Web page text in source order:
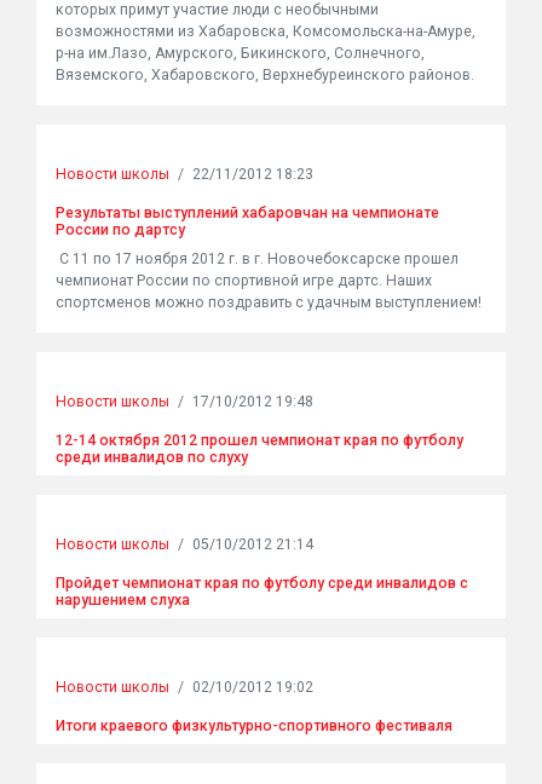
которых примут участие люди с необычными
возможностями из Хабаровска, Комсомольска-на-Амуре,
р-на им.Лазо, Амурского, Бикинского, Солнечного,
Вяземского, Хабаровского, Верхнебуреинского районов.
Новости школы / 22/11/2012 18:23
Результаты выступлений хабаровчан на чемпионате
России по дартсу
С 11 по 17 ноября 2012 г. в г. Новочебоксарске прошел
чемпионат России по спортивной игре дартс. Наших
спортсменов можно поздравить с удачным выступлением!
Новости школы / 17/10/2012 19:48
12-14 октября 2012 прошел чемпионат края по футболу
среди инвалидов по слуху
Новости школы / 05/10/2012 21:14
Пройдет чемпионат края по футболу среди инвалидов с
нарушением слуха
Новости школы / 02/10/2012 19:02
Итоги краевого физкультурно-спортивного фестиваля